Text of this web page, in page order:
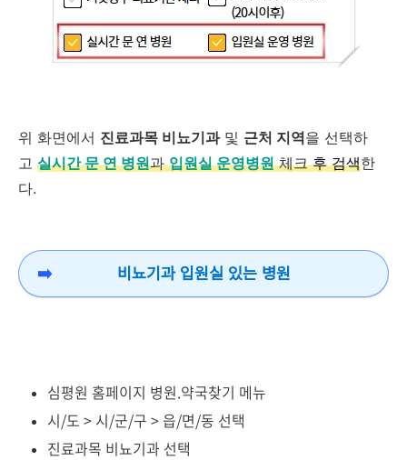
위 화면에서 진료과목 비뇨기과및 근처 지역을 선택하
고 실시간 문 연 병원과입원실 운영병원체크 후 검색한
다.
비뇨기과 입원실 있는 병원
심평원 홈페이지 병원.약국찾기 메뉴
시/도 > 시/군/구 > 읍/면/동 선택
진료과목 비뇨기과 선택